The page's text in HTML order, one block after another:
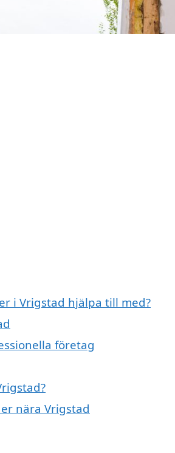
i Vrigstad hjälpa till med?
företag
nära Vrigstad